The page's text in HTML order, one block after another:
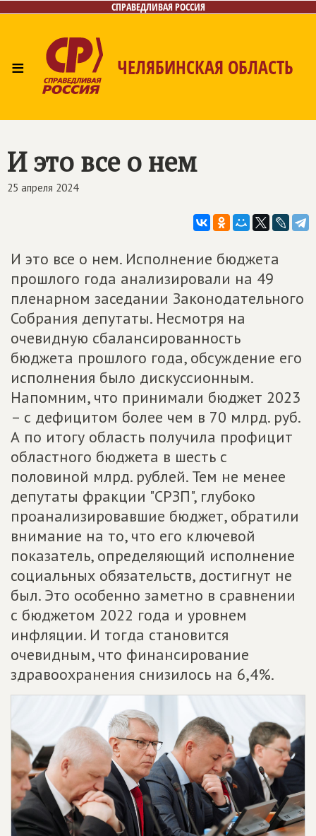
СПРАВЕДЛИВАЯ РОССИЯ
≡ ЧЕЛЯБИНСКАЯ ОБЛАСТЬ
И это все о нем
25 апреля 2024
И это все о нем. Исполнение бюджета
прошлого года анализировали на 49
пленарном заседании Законодательного
Собрания депутаты. Несмотря на
очевидную сбалансированность
бюджета прошлого года, обсуждение его
исполнения было дискуссионным.
Напомним, что принимали бюджет 2023
– с дефицитом более чем в 70 млрд. руб.
А по итогу область получила профицит
областного бюджета в шесть с
половиной млрд. рублей. Тем не менее
депутаты фракции "СРЗП", глубоко
проанализировавшие бюджет, обратили
внимание на то, что его ключевой
показатель, определяющий исполнение
социальных обязательств, достигнут не
был. Это особенно заметно в сравнении
с бюджетом 2022 года и уровнем
инфляции. И тогда становится
очевидным, что финансирование
здравоохранения снизилось на 6,4%.